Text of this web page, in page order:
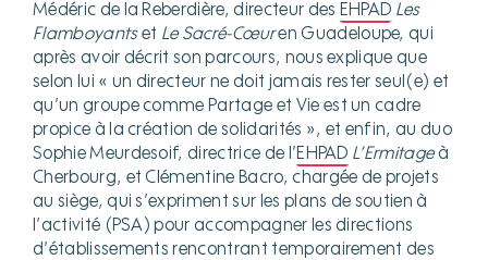
Médéric de la Reberdière, directeur des EHPAD Les
Flamboyantset Le Sacré-Cœuren Guadeloupe, qui
après avoir décrit son parcours, nous explique que
selon lui « un directeur ne doit jamais rester seul(e) et
qu’un groupe comme Partage et Vie est un cadre
propice à la création de solidarités », et enfin, au duo
Sophie Meurdesoif, directrice de l’EHPAD L’Ermitageà
Cherbourg, et Clémentine Bacro, chargée de projets
au siège, qui s’expriment sur les plans de soutien à
l’activité (PSA) pour accompagner les directions
d’établissements rencontrant temporairement des